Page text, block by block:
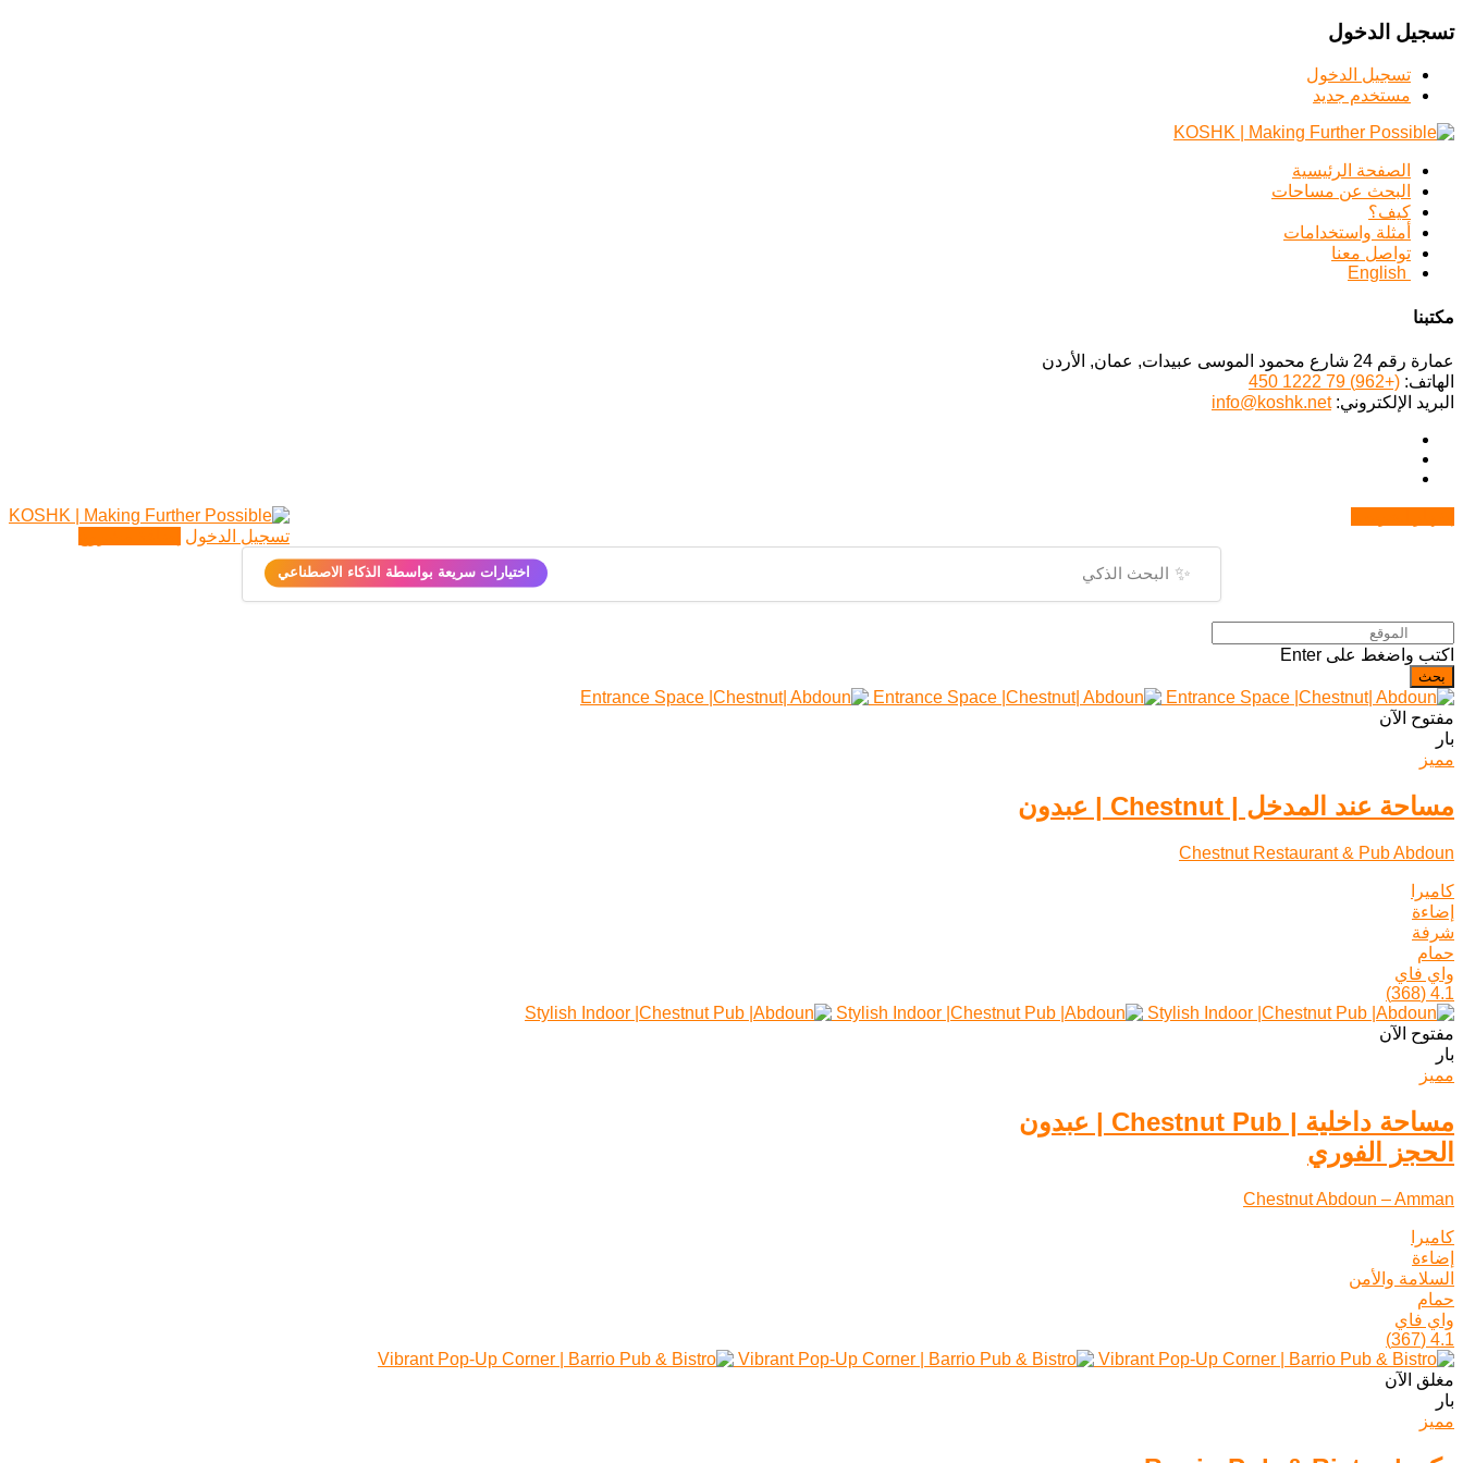
تسجيل الدخول
تسجيل الدخول
مستخدم جديد
الصفحة الرئيسية
البحث عن مساحات
كيف؟
أمثلة واستخدامات
تواصل معنا
English
مكتبنا
عمارة رقم 24 شارع محمود الموسى عبيدات, عمان, الأردن
الهاتف: (+962) 79 1222 450
البريد الإلكتروني:info@koshk.net
تسجيل الدخول
✨ اختيارات سريعة بواسطة الذكاء الاصطناعي
اكتب واضغط على Enter
بحث
مفتوح الآن
بار
مميز
مساحة عند المدخل | Chestnut | عبدون
Chestnut Restaurant & Pub Abdoun
كاميرا
إضاءة
شرفة
حمام
واي فاي
4.1
(368)
مفتوح الآن
بار
مميز
مساحة داخلية | Chestnut Pub | عبدون
الحجز الفوري
Chestnut Abdoun – Amman
كاميرا
إضاءة
السلامة والأمن
حمام
واي فاي
4.1
(367)
مغلق الآن
بار
مميز